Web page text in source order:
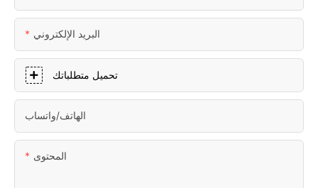
البريد الإلكتروني
تحميل متطلباتك
الهاتف/واتساب
المحتوى